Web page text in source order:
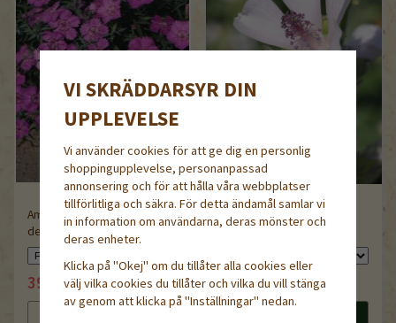
Amurnejlika,
demeter/ekologiskt frö
39 kr 44 kr
Läkemalva
39 kr 44 kr
VI SKRÄDDARSYR DIN
UPPLEVELSE
Vi använder cookies för att ge dig en personlig
shoppingupplevelse, personanpassad
annonsering och för att hålla våra webbplatser
tillförlitliga och säkra. För detta ändamål samlar vi
in information om användarna, deras mönster och
deras enheter.
Klicka på "Okej" om du tillåter alla cookies eller
välj vilka cookies du tillåter och vilka du vill stänga
av genom att klicka på "Inställningar" nedan.